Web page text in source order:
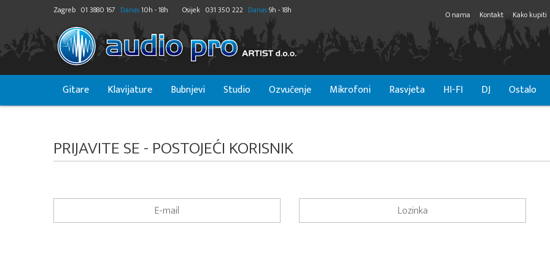
Zagreb 01 3880 167 Danas10h - 18h Osijek 031 350 222 Danas9h - 18h O nama Kontakt Kako kupiti
Gitare Klavijature Bubnjevi Studio Ozvučenje Mikrofoni Rasvjeta HI-FI DJ Ostalo
PRIJAVITE SE - POSTOJEĆI KORISNIK